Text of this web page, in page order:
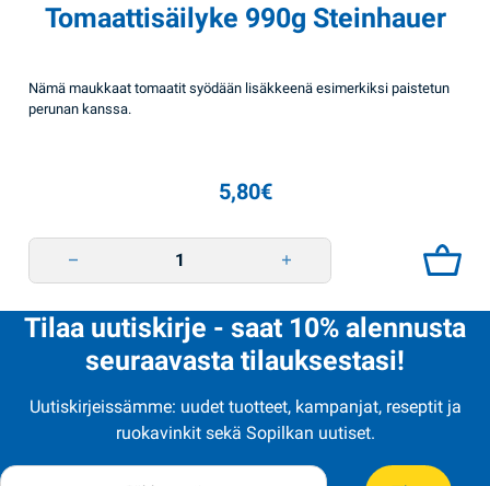
Tomaattisäilyke 990g Steinhauer
Nämä maukkaat tomaatit syödään lisäkkeenä esimerkiksi paistetun
perunan kanssa.
5,80€
Tilaa uutiskirje - saat 10% alennusta
seuraavasta tilauksestasi!
Uutiskirjeissämme: uudet tuotteet, kampanjat, reseptit ja
ruokavinkit sekä Sopilkan uutiset.